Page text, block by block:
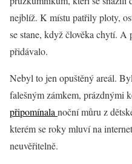
nejblíž. K místu patřily ploty,
se stane, když člověka chytí. A
přidávalo.
Nebyl to jen opuštěný areál.
falešným zámkem, prázdnými
připomínala noční můru z
kterém se roky mluví na
neuvěřitelně.